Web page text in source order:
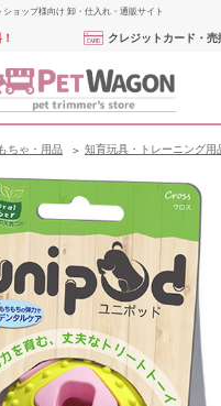
ョップ様向け 卸・仕入れ・通販サイト
クレジットカード・売
ちゃ・用品 知育玩具・トレーニング用